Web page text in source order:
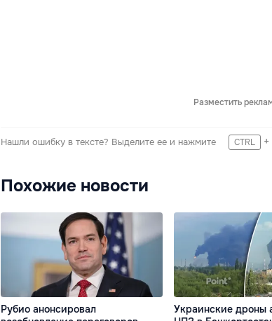
Разместить
Нашли ошибку в тексте? Выделите ее и нажмите CTRL +
Похожие новости
Рубио анонсировал
Украинские дроны